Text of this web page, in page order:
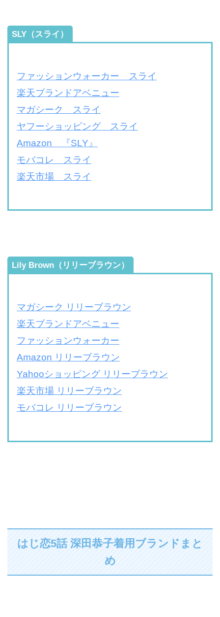
SLY（スライ）
ファッションウォーカー スライ
楽天ブランドアベニュー
マガシーク スライ
ヤフーショッピング スライ
Amazon 『SLY』
モバコレ スライ
楽天市場 スライ
Lily Brown（リリーブラウン）
マガシーク リリーブラウン
楽天ブランドアベニュー
ファッションウォーカー
Amazon リリーブラウン
Yahooショッピング リリーブラウン
楽天市場 リリーブラウン
モバコレ リリーブラウン
はじ恋5話 深田恭子着用ブランドまと
め